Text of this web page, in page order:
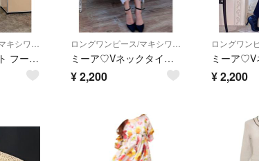
ミーア♡ホワイト フード付きスウェットワンピース ミーア♡Vネックタイトリブワンピース
¥2,200 ¥2,200